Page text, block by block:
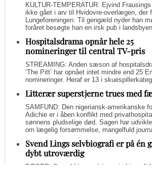
KULTUR-TEMPERATUR: Ejvind
ikke gået i arv til Hvidovre-overlægen, der
Lungeforeningen. Til gengæld nyder han
foråret besøgte han en irsk pub i
Hospitalsdrama opnår hele 25
nomineringer til central TV-pris
STREAMING: Anden sæson af
‘The Pitt’ har opnået intet mindre end 25
nomineringer. Heraf er 13 i
Litterær superstjerne trues med
SAMFUND: Den nigeriansk-amerikanske
Adichie er i åben konflikt med
sønnens pludselige død. Sagen har
om lægelig forsømmelse, mangelfuld
Svend Lings selvbiografi er på én
dybt utroværdig
BØGER: Svend Lings udgiver sin biografi